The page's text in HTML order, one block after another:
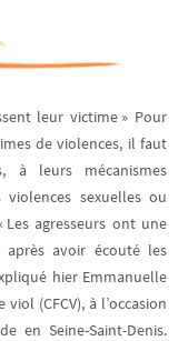
leur victime » Pour
de violences, il faut
à leurs mécanismes
violences sexuelles ou
agresseurs ont une
après avoir écouté les
hier Emmanuelle
(CFCV), à l’occasion
en Seine-Saint-Denis.